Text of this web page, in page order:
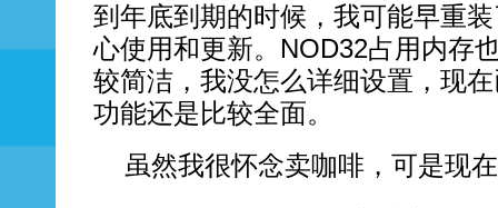
到年底到期的时候，我可能早重
心使用和更新。NOD32占用内存
较简洁，我没怎么详细设置，现
功能还是比较全面。
虽然我很怀念卖咖啡，可是现